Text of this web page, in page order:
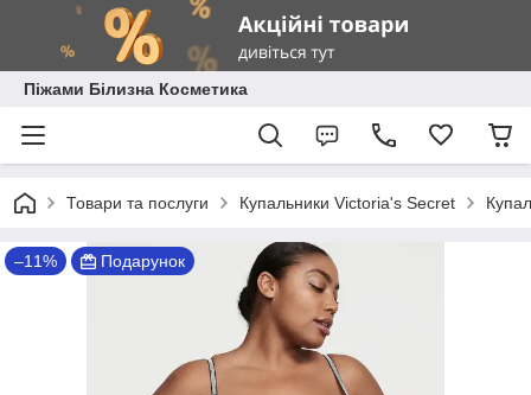
Піжами Білизна Косметика
Товари та послуги Купальники Victoria's Secret
–11% Подарунок